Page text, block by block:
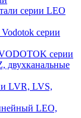
серии LEO
серии
серии
двухканальные
LVR, LVS,
LEO,